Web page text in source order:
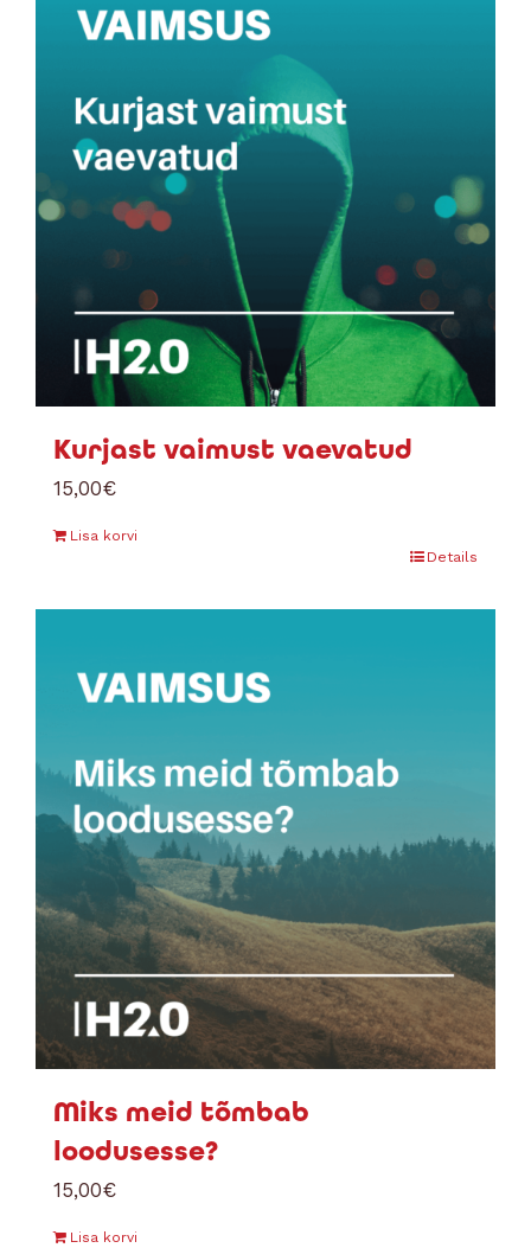
Kurjast vaimust vaevatud
15,00€
Lisa korvi
Details
Miks meid tõmbab
loodusesse?
15,00€
Lisa korvi